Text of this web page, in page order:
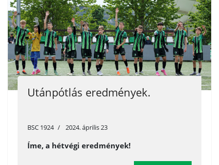
Utánpótlás eredmények.
BSC 1924 2024. április 23
Íme, a hétvégi eredmények!